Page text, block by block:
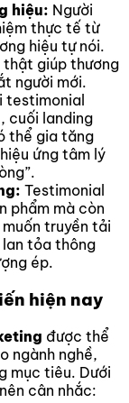
hiệu: Người
thực tế từ
hiệu tự nói.
thật giúp thương
người mới.
testimonial
cuối landing
thể gia tăng
ứng tâm lý
Testimonial
phẩm mà còn
truyền tải
tỏa thông
ép.
hiện nay
được thể
ngành nghề,
mục tiêu. Dưới
nên cân nhắc: